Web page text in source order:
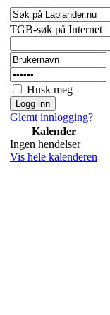
TGB-søk på Internet
Husk meg
Glemt innlogging?
Kalender
Ingen hendelser
Vis hele kalenderen